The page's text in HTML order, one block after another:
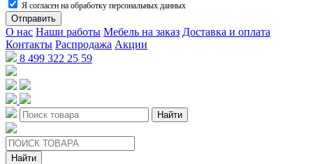
Я согласен на обработку персональных данных
Отправить
О нас Наши работы Мебель на заказ Доставка и оплата
Контакты Распродажа Акции
8 499 322 25 59
Найти
Найти